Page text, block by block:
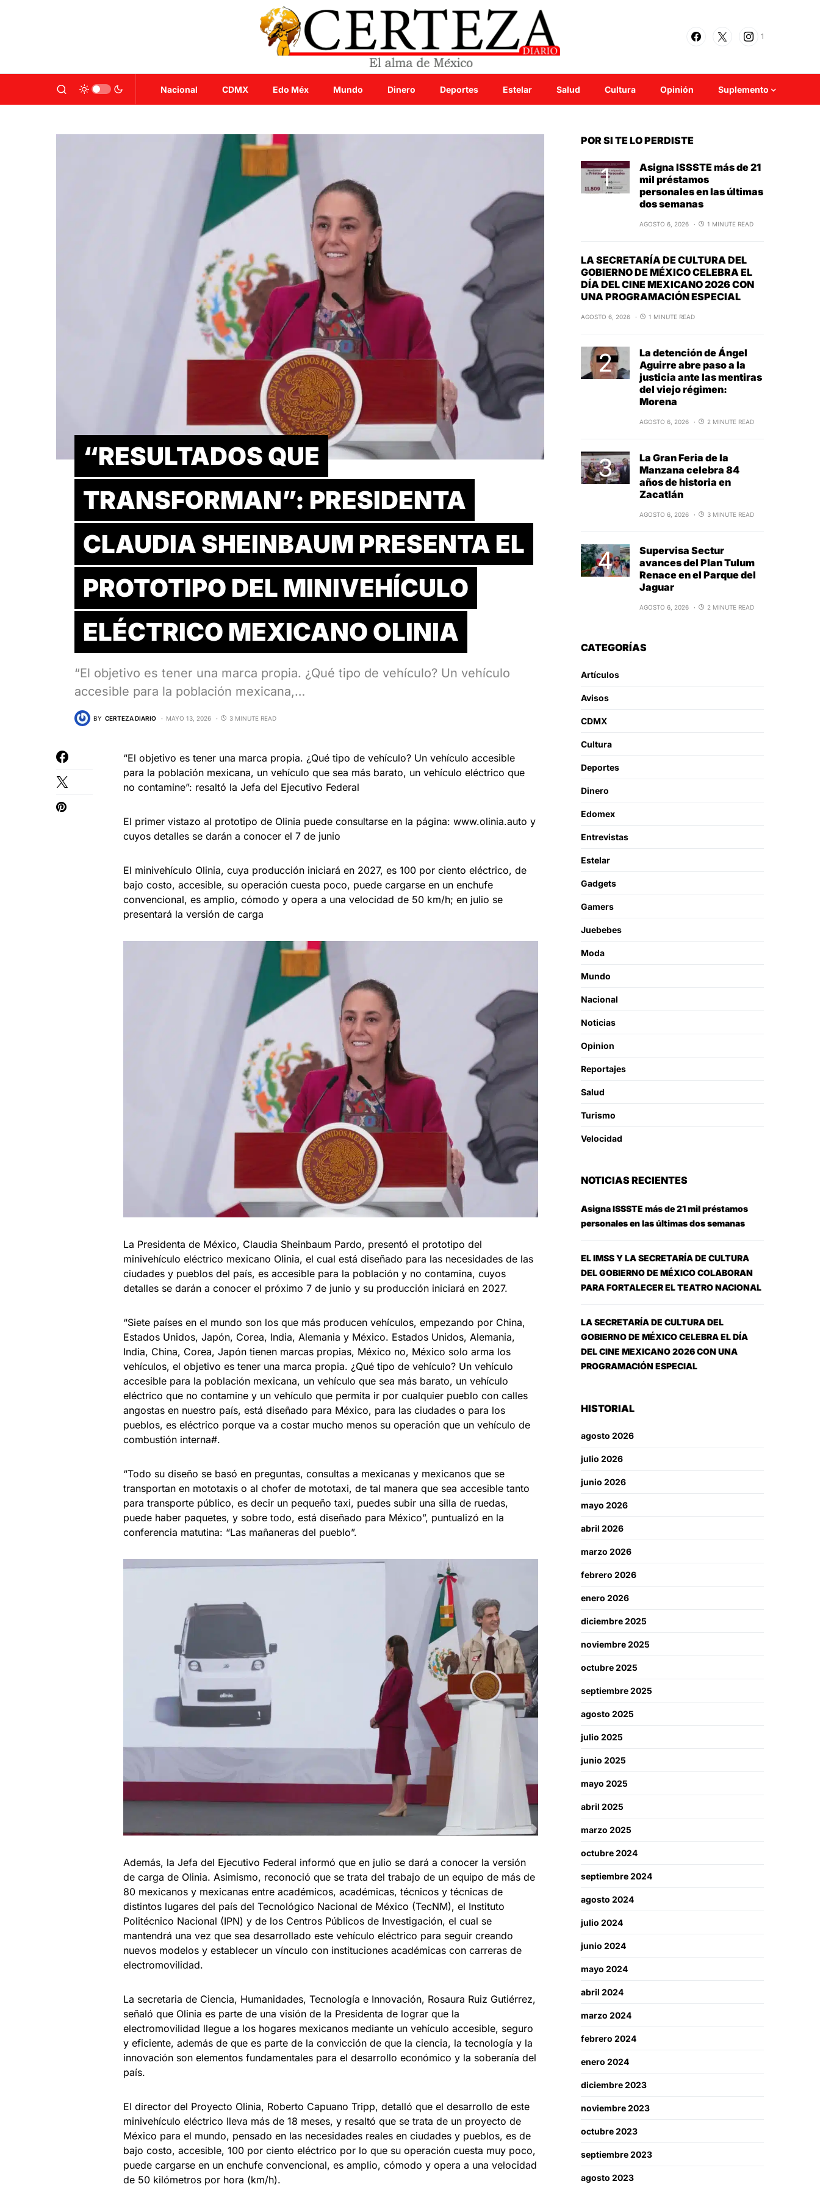
1
Nacional CDMX Edo Méx Mundo Dinero Deportes Estelar Salud Cultura Opinión Suplemento
“RESULTADOS QUE
TRANSFORMAN”: PRESIDENTA
CLAUDIA SHEINBAUM PRESENTA EL
PROTOTIPO DEL MINIVEHÍCULO
ELÉCTRICO MEXICANO OLINIA
“El objetivo es tener una marca propia. ¿Qué tipo de vehículo? Un vehículo
accesible para la población mexicana,…
BY CERTEZA DIARIO MAYO 13, 2026 3 MINUTE READ
“El objetivo es tener una marca propia. ¿Qué tipo de vehículo? Un vehículo accesible
para la población mexicana, un vehículo que sea más barato, un vehículo eléctrico que
no contamine”: resaltó la Jefa del Ejecutivo Federal
El primer vistazo al prototipo de Olinia puede consultarse en la página: www.olinia.auto y
cuyos detalles se darán a conocer el 7 de junio
El minivehículo Olinia, cuya producción iniciará en 2027, es 100 por ciento eléctrico, de
bajo costo, accesible, su operación cuesta poco, puede cargarse en un enchufe
convencional, es amplio, cómodo y opera a una velocidad de 50 km/h; en julio se
presentará la versión de carga
La Presidenta de México, Claudia Sheinbaum Pardo, presentó el prototipo del
minivehículo eléctrico mexicano Olinia, el cual está diseñado para las necesidades de las
ciudades y pueblos del país, es accesible para la población y no contamina, cuyos
detalles se darán a conocer el próximo 7 de junio y su producción iniciará en 2027.
“Siete países en el mundo son los que más producen vehículos, empezando por China,
Estados Unidos, Japón, Corea, India, Alemania y México. Estados Unidos, Alemania,
India, China, Corea, Japón tienen marcas propias, México no, México solo arma los
vehículos, el objetivo es tener una marca propia. ¿Qué tipo de vehículo? Un vehículo
accesible para la población mexicana, un vehículo que sea más barato, un vehículo
eléctrico que no contamine y un vehículo que permita ir por cualquier pueblo con calles
angostas en nuestro país, está diseñado para México, para las ciudades o para los
pueblos, es eléctrico porque va a costar mucho menos su operación que un vehículo de
combustión interna#.
“Todo su diseño se basó en preguntas, consultas a mexicanas y mexicanos que se
transportan en mototaxis o al chofer de mototaxi, de tal manera que sea accesible tanto
para transporte público, es decir un pequeño taxi, puedes subir una silla de ruedas,
puede haber paquetes, y sobre todo, está diseñado para México”, puntualizó en la
conferencia matutina: “Las mañaneras del pueblo”.
Además, la Jefa del Ejecutivo Federal informó que en julio se dará a conocer la versión
de carga de Olinia. Asimismo, reconoció que se trata del trabajo de un equipo de más de
80 mexicanos y mexicanas entre académicos, académicas, técnicos y técnicas de
distintos lugares del país del Tecnológico Nacional de México (TecNM), el Instituto
Politécnico Nacional (IPN) y de los Centros Públicos de Investigación, el cual se
mantendrá una vez que sea desarrollado este vehículo eléctrico para seguir creando
nuevos modelos y establecer un vínculo con instituciones académicas con carreras de
electromovilidad.
La secretaria de Ciencia, Humanidades, Tecnología e Innovación, Rosaura Ruiz Gutiérrez,
señaló que Olinia es parte de una visión de la Presidenta de lograr que la
electromovilidad llegue a los hogares mexicanos mediante un vehículo accesible, seguro
y eficiente, además de que es parte de la convicción de que la ciencia, la tecnología y la
innovación son elementos fundamentales para el desarrollo económico y la soberanía del
país.
El director del Proyecto Olinia, Roberto Capuano Tripp, detalló que el desarrollo de este
minivehículo eléctrico lleva más de 18 meses, y resaltó que se trata de un proyecto de
México para el mundo, pensado en las necesidades reales en ciudades y pueblos, es de
bajo costo, accesible, 100 por ciento eléctrico por lo que su operación cuesta muy poco,
puede cargarse en un enchufe convencional, es amplio, cómodo y opera a una velocidad
de 50 kilómetros por hora (km/h).
POR SI TE LO PERDISTE
Asigna ISSSTE más de 21
mil préstamos
personales en las últimas
dos semanas
AGOSTO 6, 2026 1 MINUTE READ
LA SECRETARÍA DE CULTURA DEL
GOBIERNO DE MÉXICO CELEBRA EL
DÍA DEL CINE MEXICANO 2026 CON
UNA PROGRAMACIÓN ESPECIAL
AGOSTO 6, 2026 1 MINUTE READ
La detención de Ángel
Aguirre abre paso a la
justicia ante las mentiras
del viejo régimen:
Morena
AGOSTO 6, 2026 2 MINUTE READ
La Gran Feria de la
Manzana celebra 84
años de historia en
Zacatlán
AGOSTO 6, 2026 3 MINUTE READ
Supervisa Sectur
avances del Plan Tulum
Renace en el Parque del
Jaguar
AGOSTO 6, 2026 2 MINUTE READ
CATEGORÍAS
Artículos
Avisos
CDMX
Cultura
Deportes
Dinero
Edomex
Entrevistas
Estelar
Gadgets
Gamers
Juebebes
Moda
Mundo
Nacional
Noticias
Opinion
Reportajes
Salud
Turismo
Velocidad
NOTICIAS RECIENTES
Asigna ISSSTE más de 21 mil préstamos
personales en las últimas dos semanas
EL IMSS Y LA SECRETARÍA DE CULTURA
DEL GOBIERNO DE MÉXICO COLABORAN
PARA FORTALECER EL TEATRO NACIONAL
LA SECRETARÍA DE CULTURA DEL
GOBIERNO DE MÉXICO CELEBRA EL DÍA
DEL CINE MEXICANO 2026 CON UNA
PROGRAMACIÓN ESPECIAL
HISTORIAL
agosto 2026
julio 2026
junio 2026
mayo 2026
abril 2026
marzo 2026
febrero 2026
enero 2026
diciembre 2025
noviembre 2025
octubre 2025
septiembre 2025
agosto 2025
julio 2025
junio 2025
mayo 2025
abril 2025
marzo 2025
octubre 2024
septiembre 2024
agosto 2024
julio 2024
junio 2024
mayo 2024
abril 2024
marzo 2024
febrero 2024
enero 2024
diciembre 2023
noviembre 2023
octubre 2023
septiembre 2023
agosto 2023